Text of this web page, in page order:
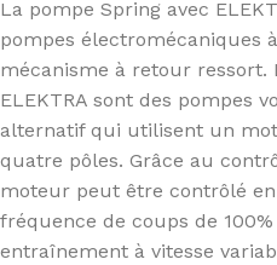
La pompe Spring avec
pompes électromécaniques
mécanisme à retour ressort.
ELEKTRA sont des pompes
alternatif qui utilisent un
quatre pôles. Grâce au
moteur peut être contrôlé
fréquence de coups de 100%
entraînement à vitesse